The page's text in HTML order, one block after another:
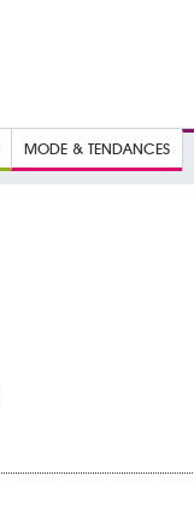
MODE & TENDANCES